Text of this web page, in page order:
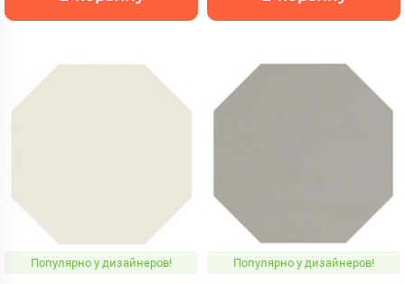
Популярно у дизайнеров! Популярно у дизайнеров!